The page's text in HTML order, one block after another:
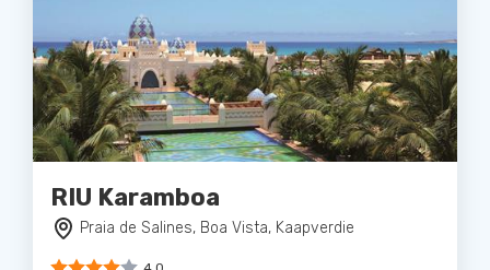
RIU Karamboa
Praia de Salines, Boa Vista, Kaapverdie